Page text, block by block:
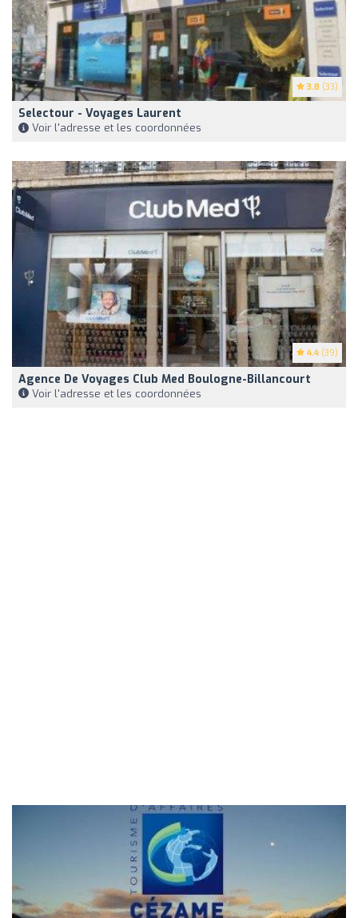
3.8 (33)
Selectour - Voyages Laurent
Voir l'adresse et les coordonnées
4.4 (39)
Agence De Voyages Club Med Boulogne-Billancourt
Voir l'adresse et les coordonnées